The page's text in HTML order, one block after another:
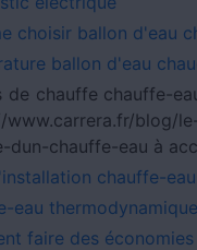
choisir ballon d'eau
ballon d'eau
de chauffe chauffe-
www.carrera.fr/blog/
dun-chauffe-eau à
chauffe-eau
eau thermodynamique
faire des